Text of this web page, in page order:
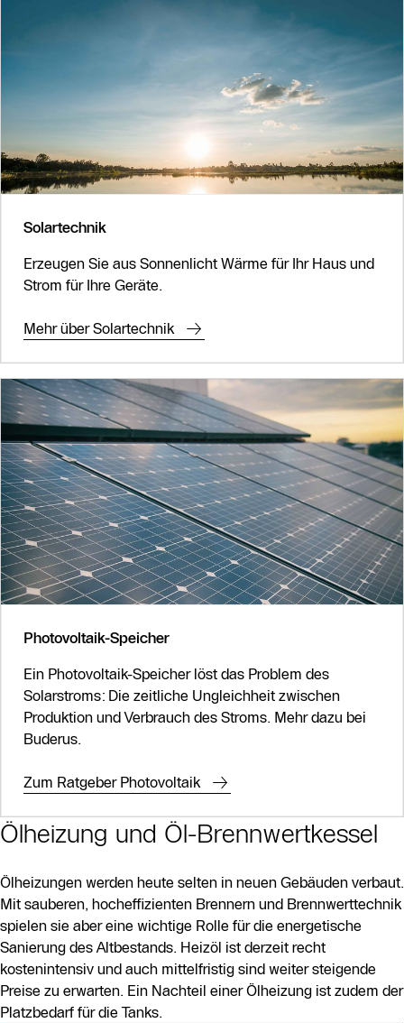
Solartechnik
Erzeugen Sie aus Sonnenlicht Wärme für Ihr Haus und
Strom für Ihre Geräte.
Mehr über Solartechnik
Photovoltaik-Speicher
Ein Photovoltaik-Speicher löst das Problem des
Solarstroms: Die zeitliche Ungleichheit zwischen
Produktion und Verbrauch des Stroms. Mehr dazu bei
Buderus.
Zum Ratgeber Photovoltaik
Ölheizung und Öl-Brennwertkessel
Ölheizungen werden heute selten in neuen Gebäuden verbaut.
Mit sauberen, hocheffizienten Brennern und Brennwerttechnik
spielen sie aber eine wichtige Rolle für die energetische
Sanierung des Altbestands. Heizöl ist derzeit recht
kostenintensiv und auch mittelfristig sind weiter steigende
Preise zu erwarten. Ein Nachteil einer Ölheizung ist zudem der
Platzbedarf für die Tanks.